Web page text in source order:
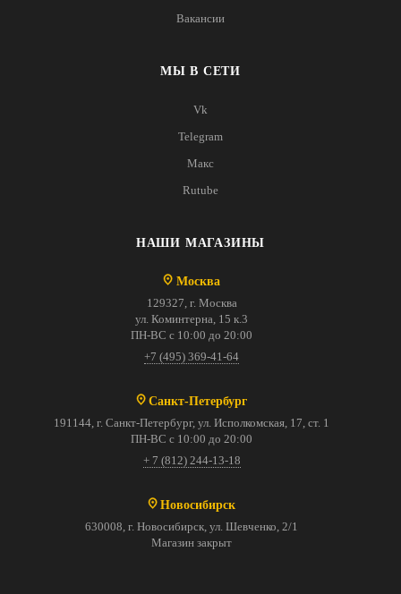
Вакансии
МЫ В СЕТИ
Vk
Telegram
Макс
Rutube
НАШИ МАГАЗИНЫ
Москва
129327, г. Москва
ул. Коминтерна, 15 к.3
ПН-ВС с 10:00 до 20:00
+7 (495) 369-41-64
Санкт-Петербург
191144, г. Санкт-Петербург, ул. Исполкомская, 17, ст. 1
ПН-ВС с 10:00 до 20:00
+ 7 (812) 244-13-18
Новосибирск
630008, г. Новосибирск, ул. Шевченко, 2/1
Магазин закрыт